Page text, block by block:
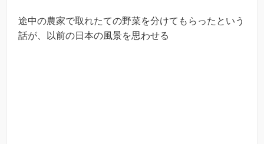
途中の農家で取れたての野菜を分けてもらったという
話が、以前の日本の風景を思わせる